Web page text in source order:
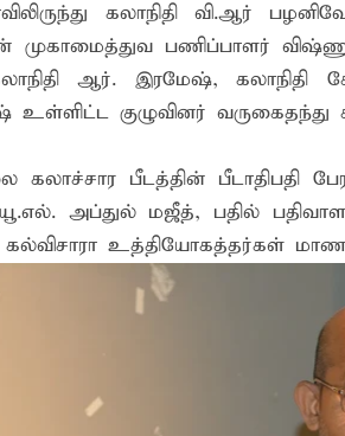
கலாநிதி வி.ஆர்
முகாமைத்துவ பணிப்பாளர்
ஆர். இரமேஷ், கலாநிதி
உள்ளிட்ட குழுவினர்
கலாச்சார பீடத்தின் பீடாதிபதி
யூ.எல். அப்துல் மஜீத், பதில்
உத்தியோகத்தர்கள்